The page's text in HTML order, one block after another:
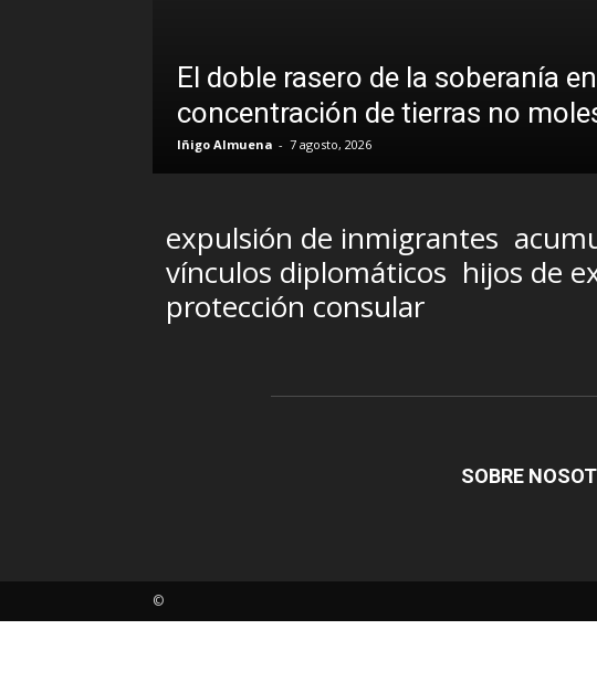
El doble rasero de la soberanía
concentración de tierras no
Iñigo Almuena - 7 agosto, 2026
expulsión de inmigrantes
vínculos diplomáticos hijos de
protección consular
SOBRE
©